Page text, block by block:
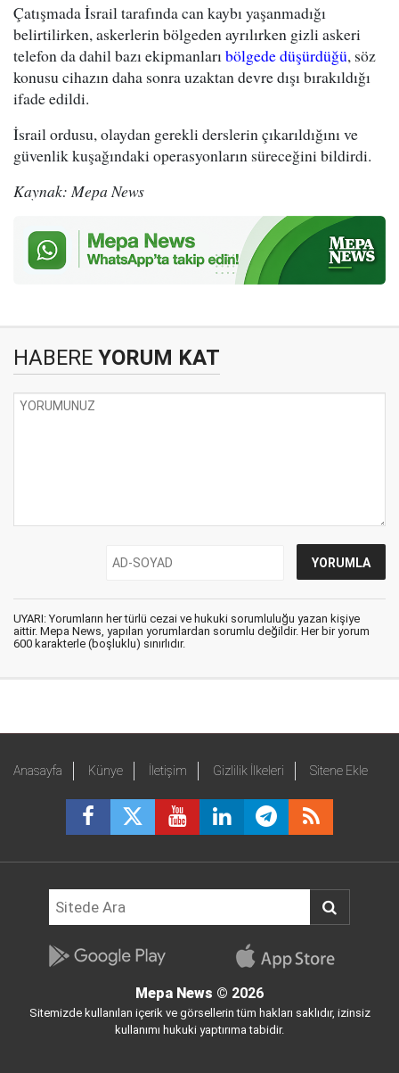
Çatışmada İsrail tarafında can kaybı yaşanmadığı
belirtilirken, askerlerin bölgeden ayrılırken gizli askeri
telefon da dahil bazı ekipmanları bölgede düşürdüğü, söz
konusu cihazın daha sonra uzaktan devre dışı bırakıldığı
ifade edildi.
İsrail ordusu, olaydan gerekli derslerin çıkarıldığını ve
güvenlik kuşağındaki operasyonların süreceğini bildirdi.
Kaynak: Mepa News
HABERE YORUM KAT
UYARI: Yorumların her türlü cezai ve hukuki sorumluluğu yazan kişiye
aittir. Mepa News, yapılan yorumlardan sorumlu değildir. Her bir yorum
600 karakterle (boşluklu) sınırlıdır.
Anasayfa Künye İletişim Gizlilik İlkeleri Sitene Ekle
Mepa News © 2026
Sitemizde kullanılan içerik ve görsellerin tüm hakları saklıdır, izinsiz
kullanımı hukuki yaptırıma tabidir.